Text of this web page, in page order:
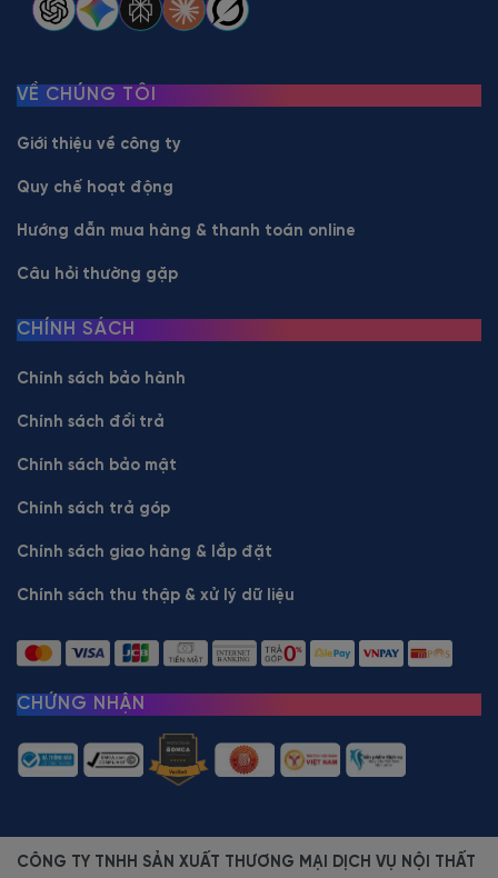
VỀ CHÚNG TÔI
Giới thiệu về công ty
Quy chế hoạt động
Hướng dẫn mua hàng & thanh toán online
Câu hỏi thường gặp
CHÍNH SÁCH
Chính sách bảo hành
Chính sách đổi trả
Chính sách bảo mật
Chính sách trả góp
Chính sách giao hàng & lắp đặt
Chính sách thu thập & xử lý dữ liệu
CHỨNG NHẬN
CÔNG TY TNHH SẢN XUẤT THƯƠNG MẠI DỊCH VỤ NỘI THẤT